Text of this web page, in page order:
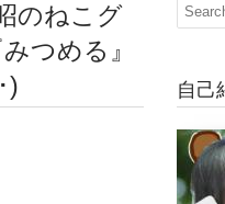
のねこグ
つめる』
ゞ
自己